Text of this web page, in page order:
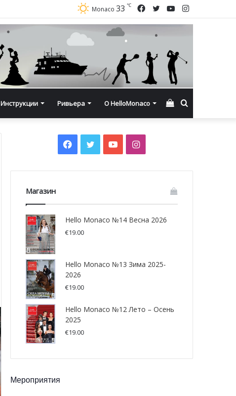
Instagram
YouTube
Twitter
Facebook
Monaco 33 ℃
Инструкции Ривьера О HelloMonaco Смотреть
Facebook
TwitterYouTubeInstagram
Магазин
Hello Monaco №14 Весна 2026
€19.00
Hello Monaco №13 Зима 2025-
2026
€19.00
Hello Monaco №12 Лето – Осень
2025
€19.00
Мероприятия